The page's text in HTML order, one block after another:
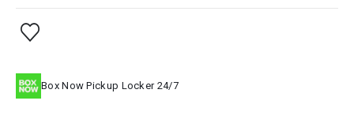
Box Now Pickup Locker 24/7